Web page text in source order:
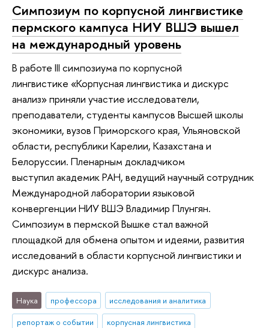
Симпозиум по корпусной лингвистике
пермского кампуса НИУ ВШЭ вышел
на международный уровень
В работе III симпозиума по корпусной
лингвистике «Корпусная лингвистика и дискурс
анализ» приняли участие исследователи,
преподаватели, студенты кампусов Высшей школы
экономики, вузов Приморского края, Ульяновской
области, республики Карелии, Казахстана и
Белоруссии. Пленарным докладчиком
выступил академик РАН, ведущий научный сотрудник
Международной лаборатории языковой
конвергенции НИУ ВШЭ Владимир Плунгян.
Симпозиум в пермской Вышке стал важной
площадкой для обмена опытом и идеями, развития
исследований в области корпусной лингвистики и
дискурс анализа.
Наука профессора
исследования и аналитика
репортаж о событии
корпусная лингвистика